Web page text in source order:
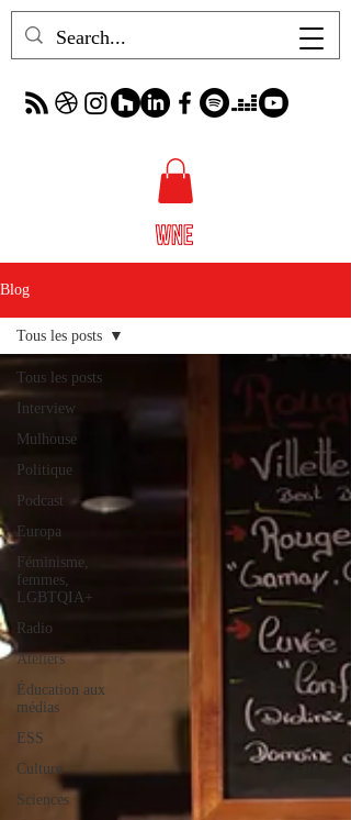
Blog
Tous les posts
Interview
Mulhouse
Politique
Podcast
Europa
Féminisme,
femmes,
LGBTQIA+
Radio
Ateliers
Éducation aux
médias
ESS
Culture
Sciences
Tous les posts